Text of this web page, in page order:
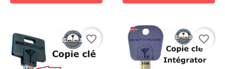
favorite_border favorite_border